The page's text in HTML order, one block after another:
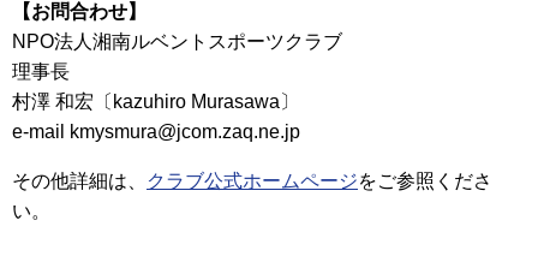
【お問合わせ】
NPO法人湘南ルベントスポーツクラブ
理事長
村澤 和宏〔kazuhiro Murasawa〕
e-mail kmysmura@jcom.zaq.ne.jp
その他詳細は、 クラブ公式ホームページをご参照くださ
い。